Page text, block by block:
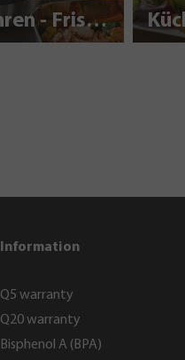
Aufbewahren - Frisch halten
Information
Q5 warranty
Q20 warranty
Bisphenol A (BPA)